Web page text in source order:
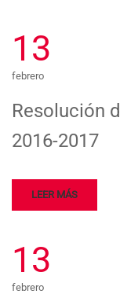
13
febrero
Resolución
2016-2017
LEER MÁS
13
febrero